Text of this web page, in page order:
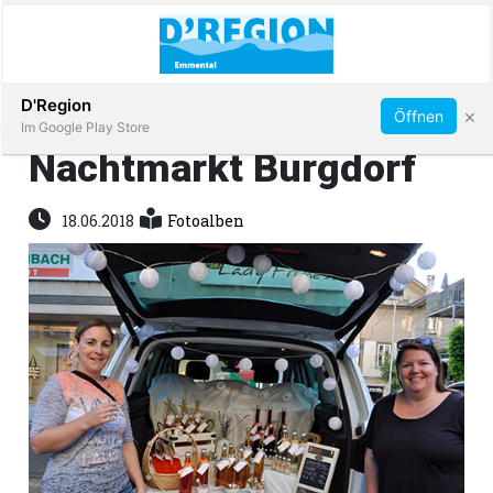
Immobilien
Veranstaltungen
Stellen
E-
Paper
App
Abonnieren
Nachtmarkt Burgdorf
18.06.2018 Fotoalben
D'Region
Im Google Play Store
Öffnen ×